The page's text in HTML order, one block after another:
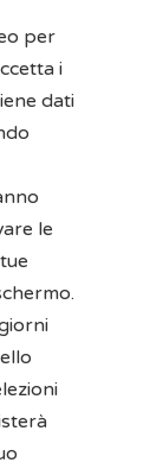
per
i
dati
le